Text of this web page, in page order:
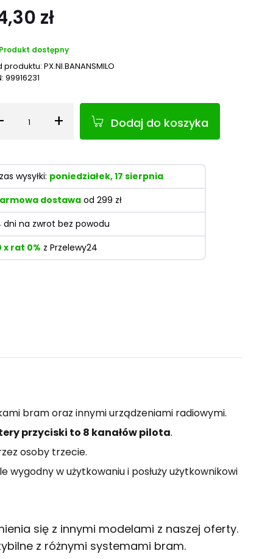
bram oraz innymi urządzeniami radiowymi.
przyciski to 8 kanałów pilota.
osoby trzecie.
w użytkowaniu i posłuży użytkownikowi
się z innymi modelami z naszej oferty.
z różnymi systemami bram.
zł
dostępny
produktu: PX.NI.BANANSMILO
99916231
Ilość + Dodaj do koszyka
wysyłki: poniedziałek, 17 sierpnia
dostawa od 299 zł
dni na zwrot bez powodu
x rat 0% z Przelewy24